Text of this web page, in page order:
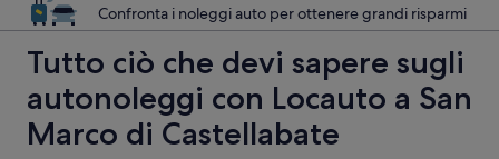
Confronta i noleggi auto per ottenere grandi risparmi
Tutto ciò che devi sapere sugli
autonoleggi con Locauto a San
Marco di Castellabate